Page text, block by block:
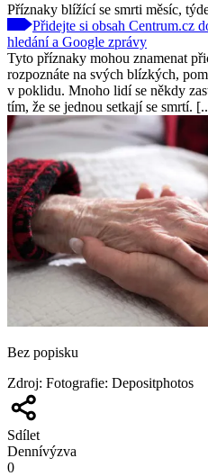
Příznaky blížící se smrti měsíc,
Přidejte si obsah Centrum.cz
hledání a Google zprávy
Tyto příznaky mohou znamenat
rozpoznáte na svých blízkých,
v poklidu. Mnoho lidí se někdy
tím, že se jednou setkají se smrtí.
Bez popisku
Zdroj: Fotografie: Depositphotos
Sdílet
Dennívýzva
0